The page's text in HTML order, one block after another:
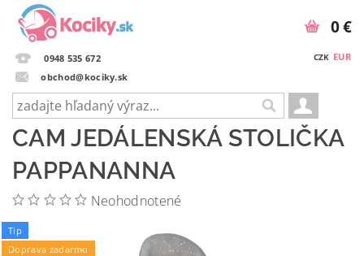
0948 535 672
obchod@kociky.sk
CZK EUR
0 €
CAM JEDÁLENSKÁ STOLIČKA
PAPPANANNA
Neohodnotené
Tip
Doprava zadarmo